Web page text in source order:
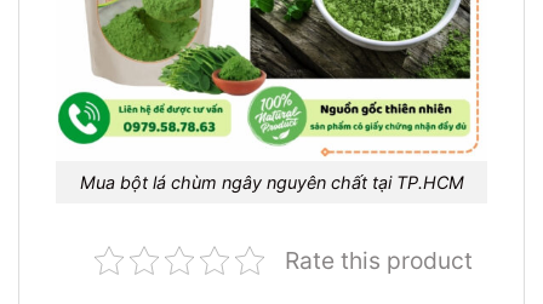
Mua bột lá chùm ngây nguyên chất tại TP.HCM
Rate this product